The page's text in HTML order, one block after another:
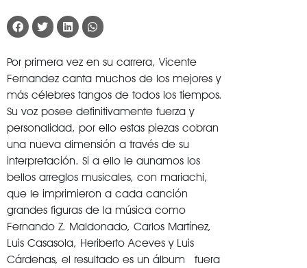
Por primera vez en su carrera, Vicente
Fernandez canta muchos de los mejores y
más célebres tangos de todos los tiempos.
Su voz posee definitivamente fuerza y
personalidad, por ello estas piezas cobran
una nueva dimensión a través de su
interpretación. Si a ello le aunamos los
bellos arreglos musicales, con mariachi,
que le imprimieron a cada canción
grandes figuras de la música como
Fernando Z. Maldonado, Carlos Martínez,
Luis Casasola, Heriberto Aceves y Luis
Cárdenas, el resultado es un álbum fuera